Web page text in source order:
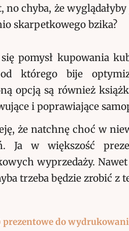
no chyba, że
skarpetkowego bzika?
pomysł kupowania
którego bije
opcją są również
i poprawiające
że natchnę choć w
Ja w większość
wyprzedaży.
trzeba będzie zrobić z
do